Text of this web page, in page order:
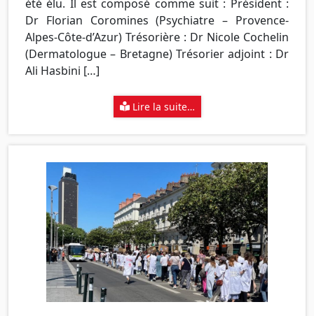
été élu. Il est composé comme suit : Président :
Dr Florian Coromines (Psychiatre – Provence-
Alpes-Côte-d’Azur) Trésorière : Dr Nicole Cochelin
(Dermatologue – Bretagne) Trésorier adjoint : Dr
Ali Hasbini […]
Lire la suite…